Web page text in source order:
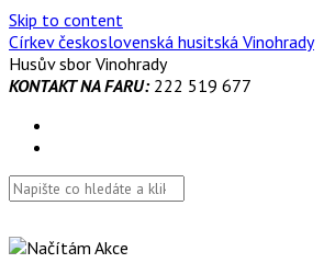
Skip to content
Církev československá husitská Vinohrady
Husův sbor Vinohrady
KONTAKT NA FARU:222 519 677